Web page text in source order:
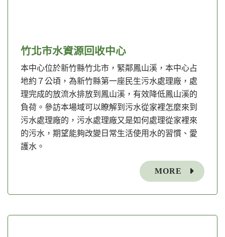
竹北市水資源回收中心
本中心位於新竹縣竹北市，緊鄰鳳山溪，本中心占
地約７公頃，為新竹縣第一座民生污水處理廠，處
理完成的放流水排放到鳳山溪，有效降低鳳山溪的
負荷。參訪本場域可以瞭解到污水從家裡怎麼來到
污水處理廠的，污水處理廠又是如何處理從家裡來
的污水，期望能夠改變日常生活使用水的習慣、愛
護水。
MORE